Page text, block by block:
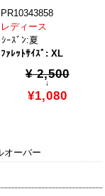
PR10343858
レディース
ｼｰｽﾞﾝ:夏
ﾌｧﾚｯﾄｻｲｽﾞ: XL
¥ 2,500
↓
¥1,080
オーバー